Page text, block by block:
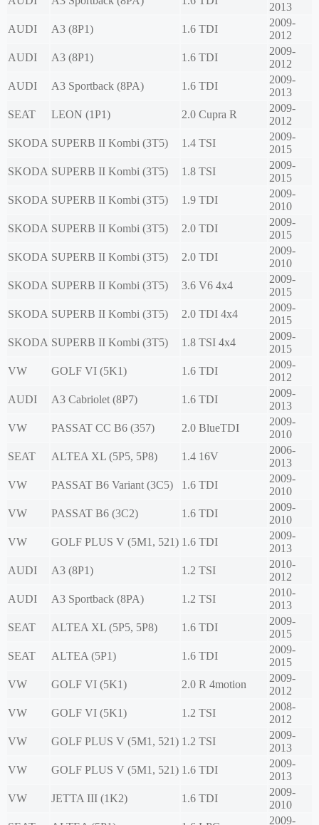
2013
AUDI
A3 (8P1) 1.6 TDI
2009-
2012
AUDI
A3 (8P1) 1.6 TDI
2009-
2012
AUDI
A3 Sportback (8PA) 1.6 TDI
2009-
2013
SEAT
LEON (1P1) 2.0 Cupra R
2009-
2012
SKODA SUPERB II Kombi (3T5) 1.4 TSI
2009-
2015
SKODA SUPERB II Kombi (3T5) 1.8 TSI
2009-
2015
SKODA SUPERB II Kombi (3T5) 1.9 TDI
2009-
2010
SKODA SUPERB II Kombi (3T5) 2.0 TDI
2009-
2015
SKODA SUPERB II Kombi (3T5) 2.0 TDI
2009-
2010
SKODA SUPERB II Kombi (3T5) 3.6 V6 4x4
2009-
2015
SKODA SUPERB II Kombi (3T5) 2.0 TDI 4x4
2009-
2015
SKODA SUPERB II Kombi (3T5) 1.8 TSI 4x4
2009-
2015
VW
GOLF VI (5K1) 1.6 TDI
2009-
2012
AUDI
A3 Cabriolet (8P7) 1.6 TDI
2009-
2013
VW
PASSAT CC B6 (357) 2.0 BlueTDI
2009-
2010
SEAT
ALTEA XL (5P5, 5P8) 1.4 16V
2006-
2013
VW
PASSAT B6 Variant (3C5) 1.6 TDI
2009-
2010
VW
PASSAT B6 (3C2) 1.6 TDI
2009-
2010
VW
GOLF PLUS V (5M1, 521) 1.6 TDI
2009-
2013
AUDI
A3 (8P1) 1.2 TSI
2010-
2012
AUDI
A3 Sportback (8PA) 1.2 TSI
2010-
2013
SEAT
ALTEA XL (5P5, 5P8) 1.6 TDI
2009-
2015
SEAT
ALTEA (5P1) 1.6 TDI
2009-
2015
VW
GOLF VI (5K1) 2.0 R 4motion
2009-
2012
VW
GOLF VI (5K1) 1.2 TSI
2008-
2012
VW
GOLF PLUS V (5M1, 521) 1.2 TSI
2009-
2013
VW
GOLF PLUS V (5M1, 521) 1.6 TDI
2009-
2013
VW
JETTA III (1K2) 1.6 TDI
2009-
2010
2009-